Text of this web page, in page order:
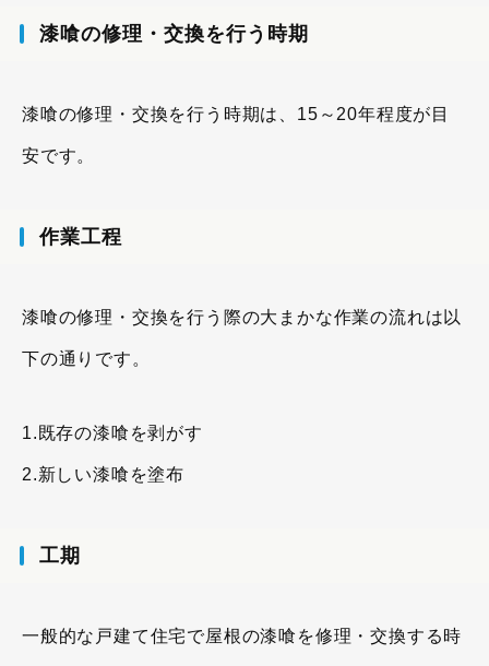
漆喰の修理・交換を行う時期
漆喰の修理・交換を行う時期は、15～20年程度が目
安です。
作業工程
漆喰の修理・交換を行う際の大まかな作業の流れは以
下の通りです。
1.既存の漆喰を剥がす
2.新しい漆喰を塗布
工期
一般的な戸建て住宅で屋根の漆喰を修理・交換する時